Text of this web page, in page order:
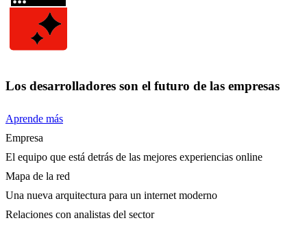
Los desarrolladores son el futuro de las empresas
Aprende más
Empresa
El equipo que está detrás de las mejores experiencias online
Mapa de la red
Una nueva arquitectura para un internet moderno
Relaciones con analistas del sector